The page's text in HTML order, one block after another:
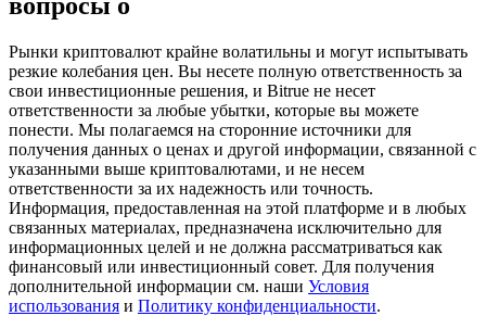
Станьте копи-трейдером
Наслаждайтесь распределением прибыли и комиссиями
за копи-трейдинг
Рынки криптовалют крайне волатильны и могут испытывать
резкие колебания цен. Вы несете полную ответственность за
свои инвестиционные решения, и Bitrue не несет
ответственности за любые убытки, которые вы можете
понести. Мы полагаемся на сторонние источники для
получения данных о ценах и другой информации, связанной с
указанными выше криптовалютами, и не несем
ответственности за их надежность или точность.
Информация, предоставленная на этой платформе и в любых
связанных материалах, предназначена исключительно для
информационных целей и не должна рассматриваться как
финансовый или инвестиционный совет. Для получения
дополнительной информации см. наши Условия
использования и Политику конфиденциальности.